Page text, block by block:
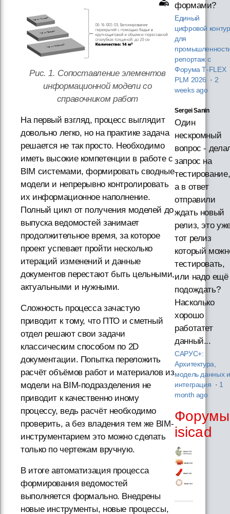
Рис. 1. Сопоставление элементов
информационной модели со
справочником работ
На первый взгляд, процесс выглядит
довольно легко, но на практике задача
решается не так просто. Необходимо
иметь высокие компетенции в работе с
BIM системами, формировать сводные
модели и непрерывно контролировать
их информационное наполнение.
Полный цикл от получения моделей до
выпуска ведомостей занимает
продолжительное время, за которое
проект успевает пройти несколько
итераций изменений и данные
документов перестают быть цельными,
актуальными и нужными.
Сложность процесса зачастую
приводит к тому, что ПТО и сметный
отдел решают свои задачи
классическим способом по 2D
документации. Попытка переложить
расчёт объёмов работ и материалов из
модели на BIM-подразделения не
приводит к качественно иному
процессу, ведь расчёт необходимо
проверить, а без владения тем же BIM-
инструментарием это можно сделать
только по чертежам вручную.
В итоге автоматизация процесса
формирования ведомостей
выполняется формально. Внедрены
новые инструменты, новые процессы,
формами?
Единый
цифровой контур
для
репортаж с
Форума T‑FLEX
PLM 2026 · 2
weeks ago
Sergei Sanin
Один
нескромный
вопрос -
запрос на
тестирование,
а в ответ
отправили
ждать новый
релиз, это
тот релиз
который
тестировать,
или надо ещё
подождать?
Насколько
хорошо
работатет
данный...
САРУС+:
Архитектура,
модель данных и
интеграция · 1
month ago
Форумы
isicad